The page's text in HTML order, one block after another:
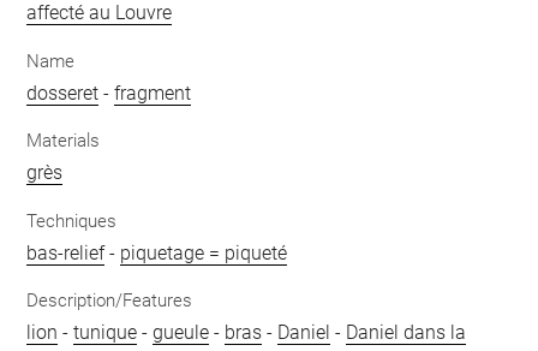
affecté au Louvre
Name
dosseret -fragment
Materials
grès
Techniques
bas-relief- piquetage = piqueté
Description/Features
lion -tunique -gueule - bras - Daniel - Daniel dans la